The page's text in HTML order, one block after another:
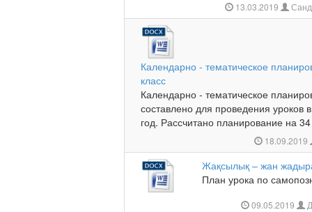
13.03.2019
Календарно - тематическое
класс
Календарно - тематическое
составлено для проведения уроков
год. Рассчитано планирование на
18.09.2019
Жақсылық – жан
План урока по
09.05.2019